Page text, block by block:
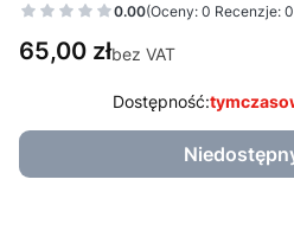
0.00(Oceny: 0 Recenzje:
Cena
65,00 złbez VAT
Dostępność: